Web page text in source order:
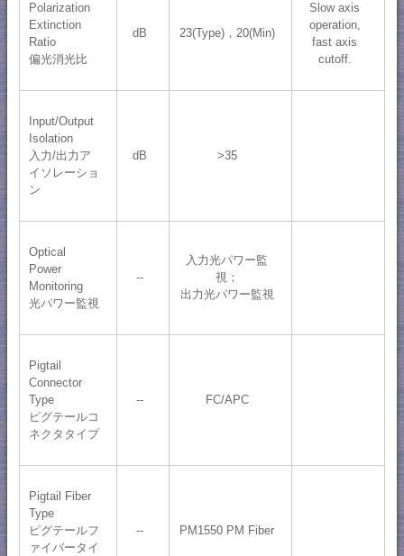
Polarization
Extinction
Ratio
偏光消光比
dB 23(Type)，20(Min)
Slow axis
operation,
fast axis
cutoff.
Input/Output
Isolation
入力/出力ア
イソレーショ
ン
dB >35
Optical
Power
Monitoring
光パワー監視
--
入力光パワー監
視；
出力光パワー監視
Pigtail
Connector
Type
ピグテールコ
ネクタタイプ
-- FC/APC
Pigtail Fiber
Type
ピグテールフ
ァイバータイ
-- PM1550 PM Fiber